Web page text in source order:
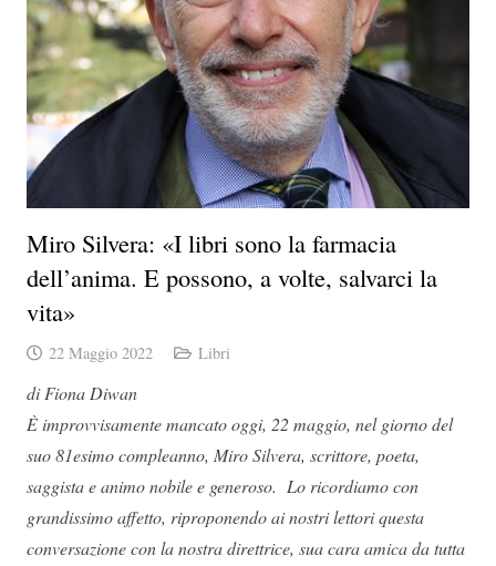
Miro Silvera: «I libri sono la farmacia
dell’anima. E possono, a volte, salvarci la
vita»
22 Maggio 2022 Libri
di Fiona Diwan
È improvvisamente mancato oggi, 22 maggio, nel giorno del
suo 81esimo compleanno, Miro Silvera, scrittore, poeta,
saggista e animo nobile e generoso. Lo ricordiamo con
grandissimo affetto, riproponendo ai nostri lettori questa
conversazione con la nostra direttrice, sua cara amica da tutta